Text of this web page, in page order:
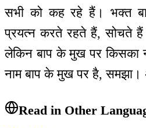
सभी को कह रहे हैं। भक्त
प्रयत्न करते रहते हैं, सोचते हैं
लेकिन बाप के मुख पर किसका
नाम बाप के मुख पर है, समझा।
Read in Other